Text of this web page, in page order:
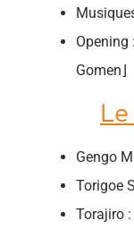
Opening
Gomen⌋
Gengo
Torigoe
Torajiro